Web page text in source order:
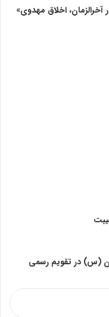
اخلاق مهدوی»
(س) در تقویم رسمی